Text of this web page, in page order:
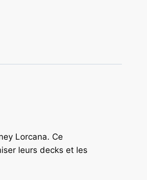
Lorcana. Ce
leurs decks et les